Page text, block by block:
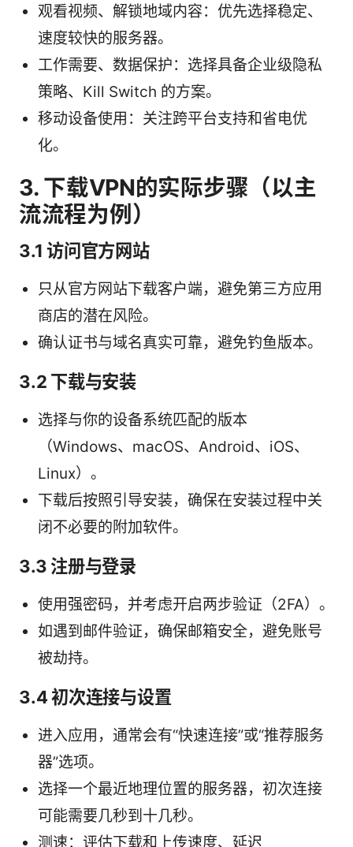
观看视频、解锁地域内容：优先选择稳定、
速度较快的服务器。
工作需要、数据保护：选择具备企业级隐私
策略、Kill Switch 的方案。
移动设备使用：关注跨平台支持和省电优
化。
3. 下载VPN的实际步骤（以主
流流程为例）
3.1 访问官方网站
只从官方网站下载客户端，避免第三方应用
商店的潜在风险。
确认证书与域名真实可靠，避免钓鱼版本。
3.2 下载与安装
选择与你的设备系统匹配的版本
（Windows、macOS、Android、iOS、
Linux）。
下载后按照引导安装，确保在安装过程中关
闭不必要的附加软件。
3.3 注册与登录
使用强密码，并考虑开启两步验证（2FA）。
如遇到邮件验证，确保邮箱安全，避免账号
被劫持。
3.4 初次连接与设置
进入应用，通常会有“快速连接”或“推荐服务
器”选项。
选择一个最近地理位置的服务器，初次连接
可能需要几秒到十几秒。
测速：评估下载和上传速度、延迟